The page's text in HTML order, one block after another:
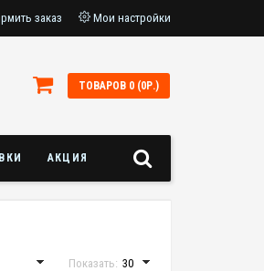
заказ Мои настройки
ТОВАРОВ 0 (0Р.)
АКЦИЯ
Показать: